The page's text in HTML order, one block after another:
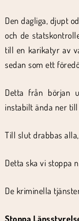
Den dagliga, djupt
och de
till en karikatyr av
sedan som ett
Detta från början
instabilt ända ner
Till slut drabbas
Detta ska vi stoppa
De kriminella
Stoppa